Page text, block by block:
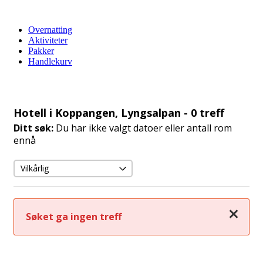
Overnatting
Aktiviteter
Pakker
Handlekurv
Hotell i Koppangen, Lyngsalpan - 0 treff
Ditt søk: Du har ikke valgt datoer eller antall rom
ennå
Lukk
Søket ga ingen treff